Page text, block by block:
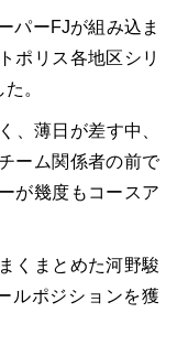
パーFJが組み込ま
ポリス各地区シリ
。
、薄日が差す中、
ーム関係者の前で
が幾度もコースア
くまとめた河野駿
ルポジションを獲